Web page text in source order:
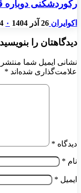
رکوردشکنی
اکوایران 26 آذر 1404 ۰
دیدگاهتان را بنویسید
نشانی ایمیل شما
علامت‌گذاری شده‌اند *
دیدگاه *
نام *
ایمیل *